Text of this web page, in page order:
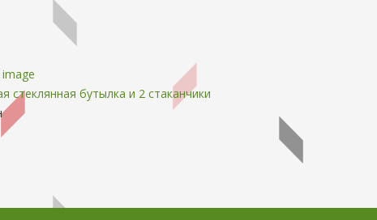
стеклянная бутылка и 2 стаканчики